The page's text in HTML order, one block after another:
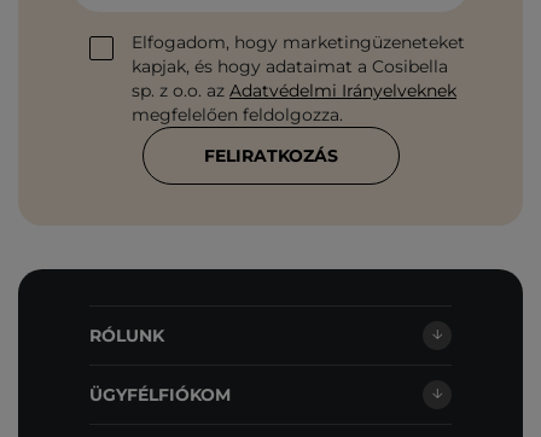
Elfogadom, hogy marketingüzeneteket
kapjak, és hogy adataimat a Cosibella
sp. z o.o. az Adatvédelmi Irányelveknek
megfelelően feldolgozza.
FELIRATKOZÁS
RÓLUNK
ÜGYFÉLFIÓKOM